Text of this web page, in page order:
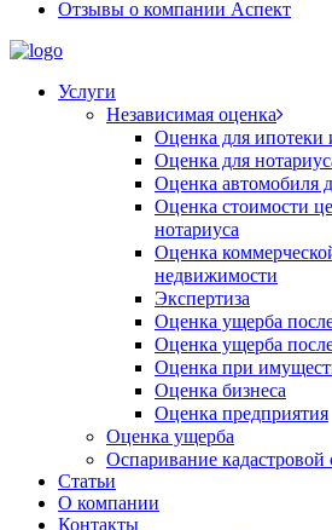
Отзывы о компании Аспект
Услуги
Независимая оценка
Оценка для ипотеки
Оценка для
Оценка автомобиля
Оценка стоимости
нотариуса
Оценка
недвижимости
Экспертиза
Оценка ущерба
Оценка ущерба
Оценка при
Оценка бизнеса
Оценка предприятия
Оценка ущерба
Оспаривание кадастровой
Статьи
О компании
Контакты